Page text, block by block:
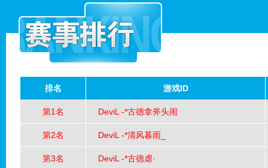
第10名： [
第11名： [10]银豆 [
第12名： [
第13名： [10]银豆 [
第14名： [10]银豆 [
第15名： [
第16名： [
（1）以杀敌总数进行排名。
（2）当杀敌总数相同时以积分进行排名。
排名 游戏ID
第1名 DeviL -*古德拿斧头闹
第2名 DeviL -*清风暮雨_
第3名 DeviL -*古德虐·ゝ